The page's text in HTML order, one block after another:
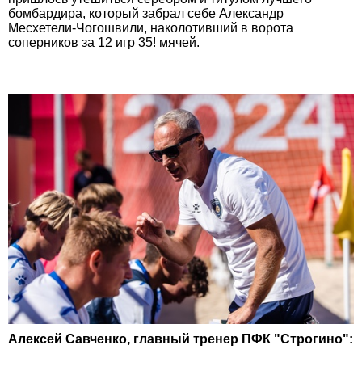
бомбардира, который забрал себе Александр
Месхетели-Чогошвили, наколотивший в ворота
соперников за 12 игр 35! мячей.
Алексей Савченко, главный тренер ПФК "Строгино":